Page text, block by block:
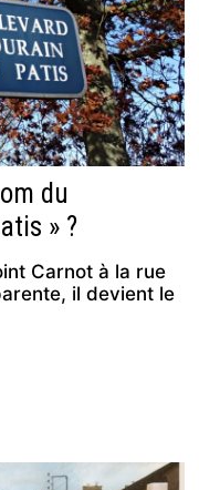
du
» ?
Carnot à la rue
il devient le